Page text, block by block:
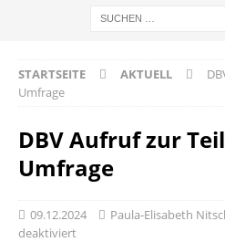
STARTSEITE AKTUELL
Umfrage
DBV Aufruf zur
Umfrage
09.12.2024 Paula-Elisabeth
deaktiviert